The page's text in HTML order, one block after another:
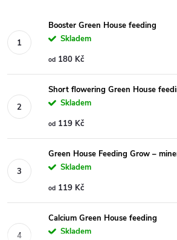
Booster Green House feeding
Skladem
od 180 Kč
Short flowering Green House
Skladem
od 119 Kč
Green House Feeding Grow –
Skladem
od 119 Kč
Calcium Green House feeding
Skladem